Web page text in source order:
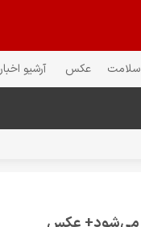
سلامت عکس آرشیو اخبار